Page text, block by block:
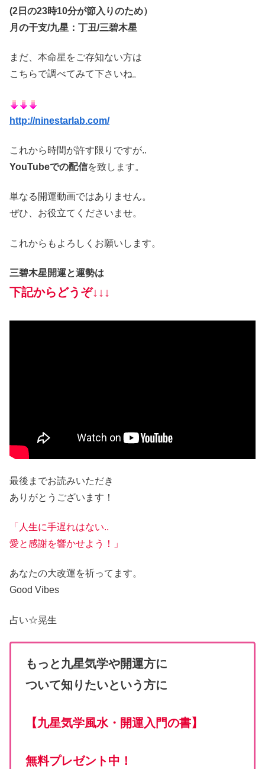
(2日の23時10分が節入りのため）
月の干支/九星：丁丑/三碧木星
まだ、本命星をご存知ない方は
こちらで調べてみて下さいね。
http://ninestarlab.com/
これから時間が許す限りですが..
YouTubeでの配信を致します。
単なる開運動画ではありません。
ぜひ、お役立てくださいませ。
これからもよろしくお願いします。
三碧木星開運と運勢は
下記からどうぞ↓↓↓
最後までお読みいただき
ありがとうございます！
「人生に手遅れはない..
愛と感謝を響かせよう！」
あなたの大改運を祈ってます。
Good Vibes
占い☆晃生
もっと九星気学や開運方に
ついて知りたいという方に
【 九星気学風水・開運入門の書】
無料プレゼント中！